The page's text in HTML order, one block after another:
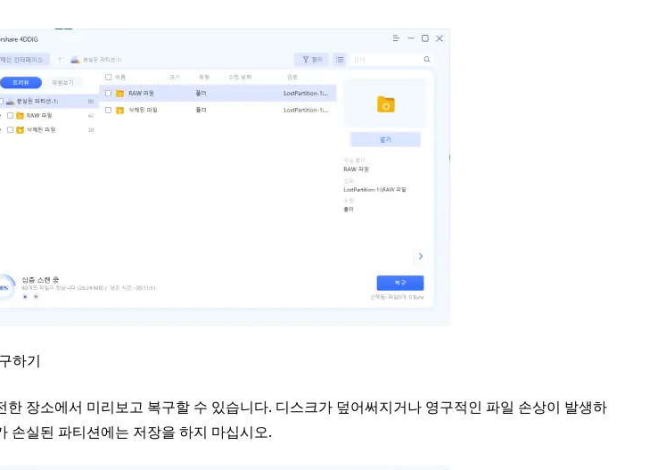
하기
한 장소에서 미리보고 복구할 수 있습니다. 디스크가 덮어써지거나 영구적인 파일 손상이 발생하
손실된 파티션에는 저장을 하지 마십시오.